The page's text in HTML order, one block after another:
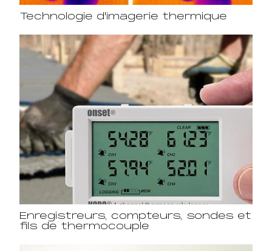
Technologie d'imagerie thermique
Enregistreurs, compteurs, sondes et
fils de thermocouple